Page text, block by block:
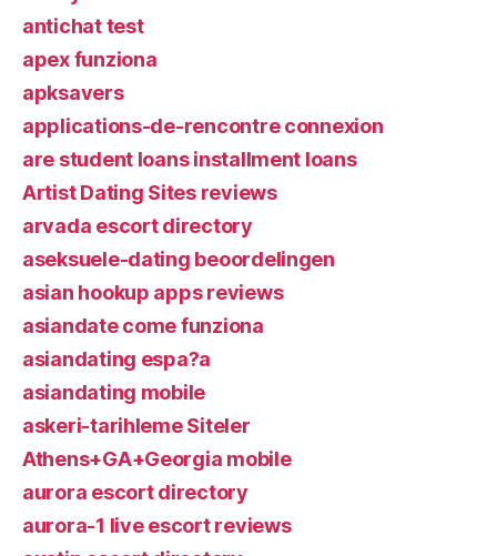
antichat test
apex funziona
apksavers
applications-de-rencontre connexion
are student loans installment loans
Artist Dating Sites reviews
arvada escort directory
aseksuele-dating beoordelingen
asian hookup apps reviews
asiandate come funziona
asiandating espa?a
asiandating mobile
askeri-tarihleme Siteler
Athens+GA+Georgia mobile
aurora escort directory
aurora-1 live escort reviews